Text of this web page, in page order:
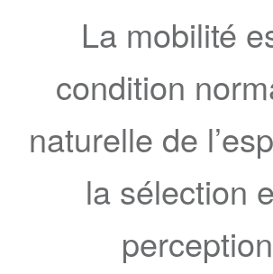
La mobilité
condition
naturelle de
la sélection